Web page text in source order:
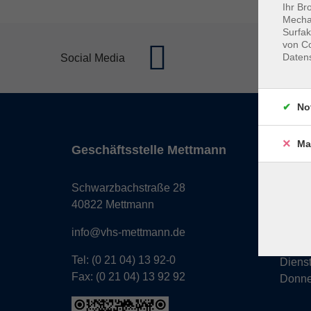
Social Media
Geschäftsstelle Mettmann
Schwarzbachstraße 28
40822 Mettmann
info@vhs-mettmann.de
Tel: (0 21 04) 13 92-0
Fax: (0 21 04) 13 92 92
Ihr
von